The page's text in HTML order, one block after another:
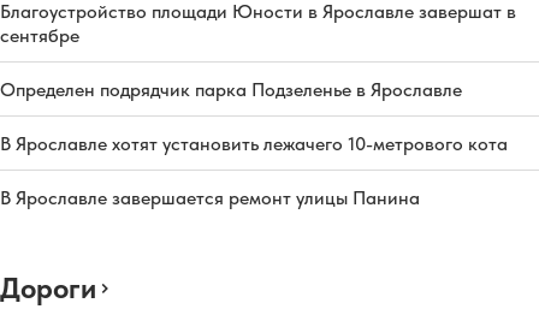
Благоустройство площади Юности в Ярославле завершат в
сентябре
Определен подрядчик парка Подзеленье в Ярославле
В Ярославле хотят установить лежачего 10-метрового кота
В Ярославле завершается ремонт улицы Панина
Дороги